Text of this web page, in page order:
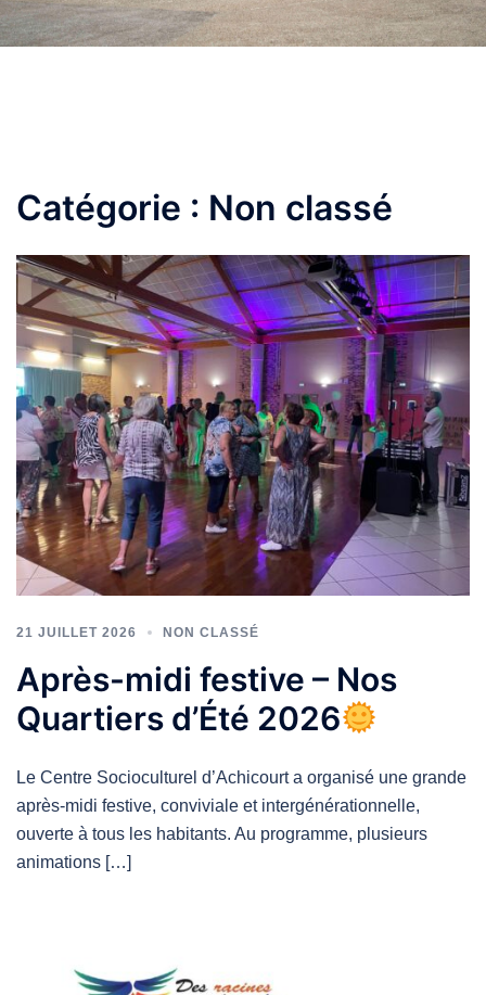
Catégorie : Non classé
21 JUILLET 2026 NON CLASSÉ
Après-midi festive – Nos
Quartiers d’Été 2026
Le Centre Socioculturel d’Achicourt a organisé une grande
après-midi festive, conviviale et intergénérationnelle,
ouverte à tous les habitants. Au programme, plusieurs
animations […]